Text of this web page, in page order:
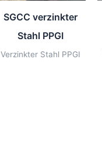
SGCC verzinkter
Stahl PPGI
Verzinkter Stahl PPGI